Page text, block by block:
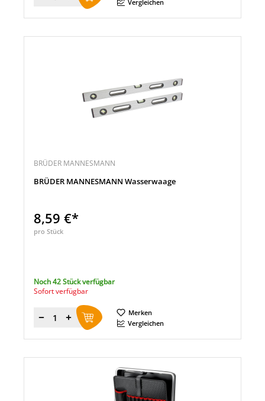
Vergleichen
BRÜDER MANNESMANN
BRÜDER MANNESMANN Wasserwaage
8,59 €*
pro Stück
Noch 42 Stück verfügbar
Sofort verfügbar
Menge
Merken
Vergleichen